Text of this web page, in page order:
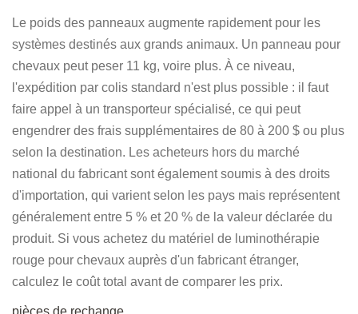
Le poids des panneaux augmente rapidement pour les
systèmes destinés aux grands animaux. Un panneau pour
chevaux peut peser 11 kg, voire plus. À ce niveau,
l'expédition par colis standard n'est plus possible : il faut
faire appel à un transporteur spécialisé, ce qui peut
engendrer des frais supplémentaires de 80 à 200 $ ou plus
selon la destination. Les acheteurs hors du marché
national du fabricant sont également soumis à des droits
d'importation, qui varient selon les pays mais représentent
généralement entre 5 % et 20 % de la valeur déclarée du
produit. Si vous achetez du matériel de luminothérapie
rouge pour chevaux auprès d'un fabricant étranger,
calculez le coût total avant de comparer les prix.
pièces de rechange